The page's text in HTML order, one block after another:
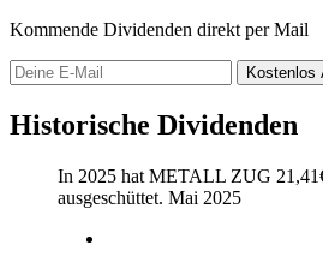
Kommende Dividenden direkt per Mail
Kostenlos
Historische Dividenden
In 2025 hat METALL ZUG 21,41
ausgeschüttet. Mai 2025